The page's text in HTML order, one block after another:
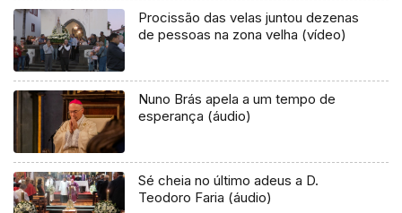
Procissão das velas juntou dezenas
de pessoas na zona velha (vídeo)
Nuno Brás apela a um tempo de
esperança (áudio)
Sé cheia no último adeus a D.
Teodoro Faria (áudio)